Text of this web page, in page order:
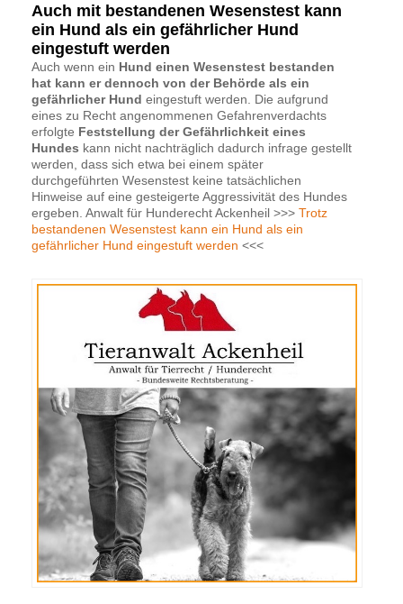
Auch mit bestandenen Wesenstest kann
ein Hund als ein gefährlicher Hund
eingestuft werden
Auch wenn ein Hund einen Wesenstest bestanden
hat kann er dennoch von der Behörde als ein
gefährlicher Hund eingestuft werden. Die aufgrund
eines zu Recht angenommenen Gefahrenverdachts
erfolgte Feststellung der Gefährlichkeit eines
Hundes kann nicht nachträglich dadurch infrage gestellt
werden, dass sich etwa bei einem später
durchgeführten Wesenstest keine tatsächlichen
Hinweise auf eine gesteigerte Aggressivität des Hundes
ergeben. Anwalt für Hunderecht Ackenheil >>> Trotz
bestandenen Wesenstest kann ein Hund als ein
gefährlicher Hund eingestuft werden <<<